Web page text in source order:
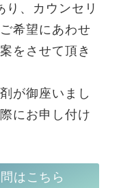
り、カウンセリ
希望にあわせ
をさせて頂き
が御座いまし
にお申し付け
はこちら